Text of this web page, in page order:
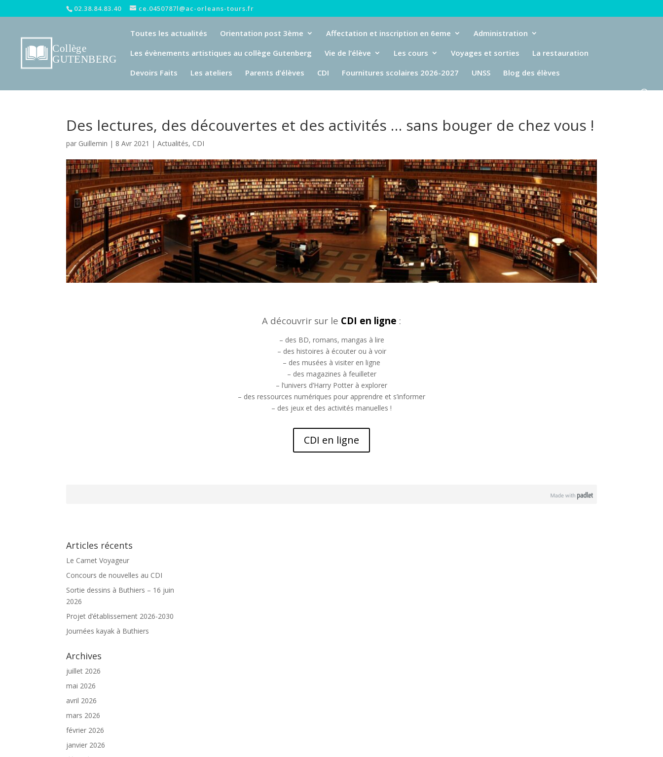
02.38.84.83.40 ce.0450787l@ac-orleans-tours.fr
Toutes les actualités Orientation post 3ème Affectation et inscription en 6eme
Administration
Les évènements artistiques au collège Gutenberg
Vie de l’élève Les cours Voyages et sorties
La restauration
Devoirs Faits
Les ateliers Parents d’élèves CDI Fournitures scolaires 2026-2027 UNSS Blog des élèves
Des lectures, des découvertes et des activités … sans bouger de chez vous !
par Guillemin | 8 Avr 2021 |Actualités, CDI
A découvrir sur le CDI en ligne :
– des BD, romans, mangas à lire
– des histoires à écouter ou à voir
– des musées à visiter en ligne
– des magazines à feuilleter
– l’univers d’Harry Potter à explorer
– des ressources numériques pour apprendre et s’informer
– des jeux et des activités manuelles !
CDI en ligne
Articles récents
Le Carnet Voyageur
Concours de nouvelles au CDI
Sortie dessins à Buthiers – 16 juin
2026
Projet d’établissement 2026-2030
Journées kayak à Buthiers
Archives
juillet 2026
mai 2026
avril 2026
mars 2026
février 2026
janvier 2026